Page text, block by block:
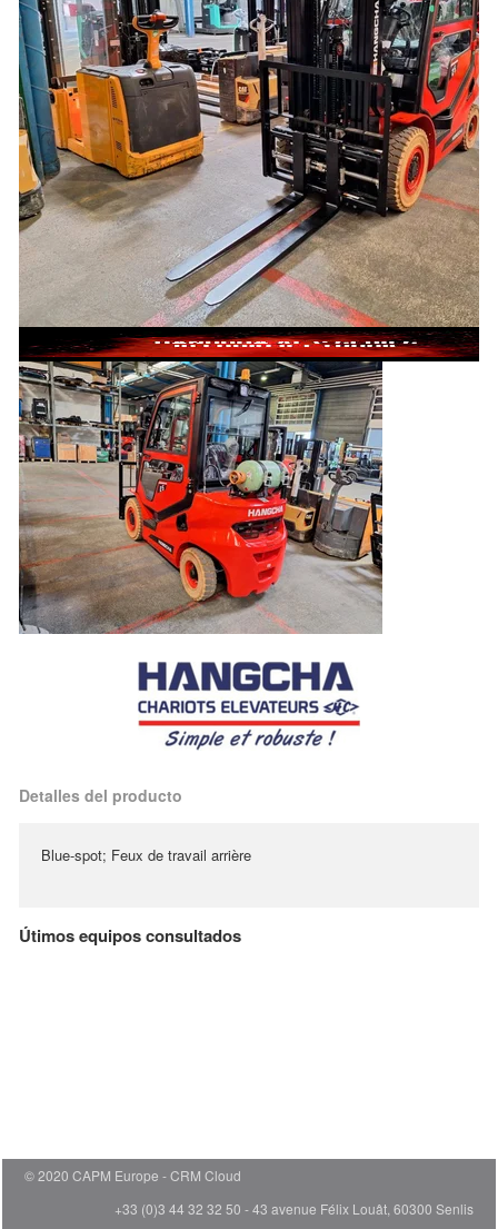
Detalles del producto
Blue-spot; Feux de travail arrière
Útimos equipos consultados
© 2020 CAPM Europe
CRM Cloud
+33 (0)3 44 32 32 50 - 43 avenue Félix Louât, 60300 Senlis